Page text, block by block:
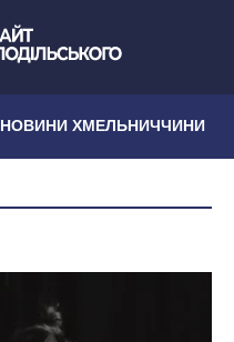
НОВИНИ ХМЕЛЬНИЧЧИНИ